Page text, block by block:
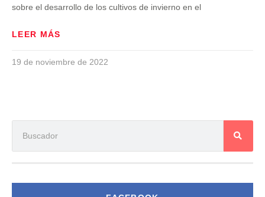
sobre el desarrollo de los cultivos de invierno en el
LEER MÁS
19 de noviembre de 2022